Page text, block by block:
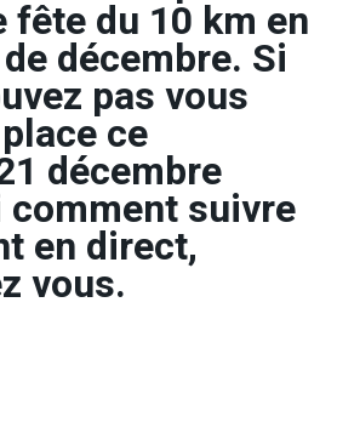
fête du 10 km en
décembre. Si
pas vous
ce
décembre
suivre
en direct,
vous.